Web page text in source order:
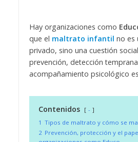
Hay organizaciones como
que el maltrato infantil no es
privado, sino una cuestión
prevención, detección
acompañamiento psicológico
Contenidos
-
1 Tipos de maltrato y cómo se
2 Prevención, protección y el